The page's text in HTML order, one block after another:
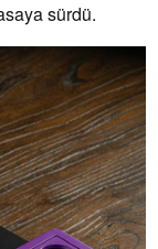
sürdü.